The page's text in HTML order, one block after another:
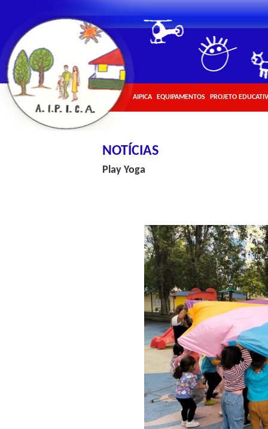
AIPICA EQUIPAMENTOS PROJETO
NOTÍCIAS
Play Yoga